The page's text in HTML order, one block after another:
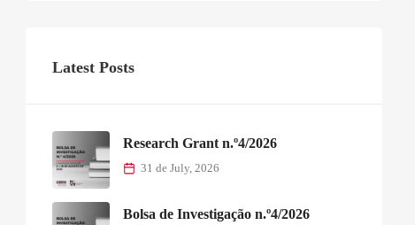
Latest Posts
Research Grant n.º4/2026
31 de July, 2026
Bolsa de Investigação n.º4/2026